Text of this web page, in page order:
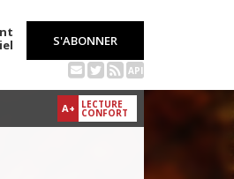
S'ABONNER
API
A+ LECTURE
CONFORT